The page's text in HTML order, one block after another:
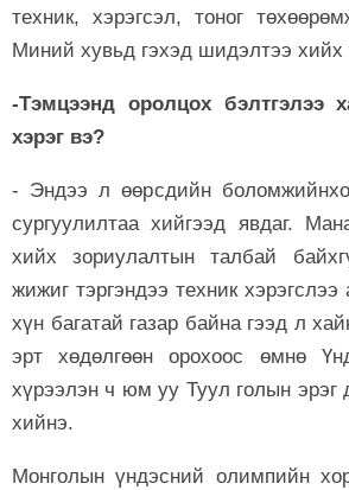
техник, хэрэгсэл, тоног
Миний хувьд гэхэд шидэлтээ хийх
-Тэмцээнд оролцох бэлтгэлээ
хэрэг вэ?
- Эндээ л өөрсдийн
сургуулилтаа хийгээд явдаг.
хийх зориулалтын талбай
жижиг тэргэндээ техник
хүн багатай газар байна гээд л
эрт хөдөлгөөн орохоос өмнө
хүрээлэн ч юм уу Туул голын эрэг
хийнэ.
Монголын үндэсний олимпийн